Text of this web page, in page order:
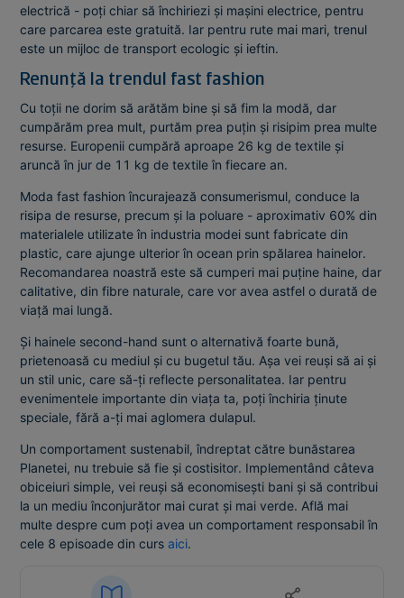
electrică - poți chiar să închiriezi și mașini electrice, pentru
care parcarea este gratuită. Iar pentru rute mai mari, trenul
este un mijloc de transport ecologic și ieftin.
Renunță la trendul fast fashion
Cu toții ne dorim să arătăm bine și să fim la modă, dar
cumpărăm prea mult, purtăm prea puțin și risipim prea multe
resurse. Europenii cumpără aproape 26 kg de textile și
aruncă în jur de 11 kg de textile în fiecare an.
Moda fast fashion încurajează consumerismul, conduce la
risipa de resurse, precum și la poluare - aproximativ 60% din
materialele utilizate în industria modei sunt fabricate din
plastic, care ajunge ulterior în ocean prin spălarea hainelor.
Recomandarea noastră este să cumperi mai puține haine, dar
calitative, din fibre naturale, care vor avea astfel o durată de
viață mai lungă.
Și hainele second-hand sunt o alternativă foarte bună,
prietenoasă cu mediul și cu bugetul tău. Așa vei reuși să ai și
un stil unic, care să-ți reflecte personalitatea. Iar pentru
evenimentele importante din viața ta, poți închiria ținute
speciale, fără a-ți mai aglomera dulapul.
Un comportament sustenabil, îndreptat către bunăstarea
Planetei, nu trebuie să fie și costisitor. Implementând câteva
obiceiuri simple, vei reuși să economisești bani și să contribui
la un mediu înconjurător mai curat și mai verde. Află mai
multe despre cum poți avea un comportament responsabil în
cele 8 episoade din cursaici.